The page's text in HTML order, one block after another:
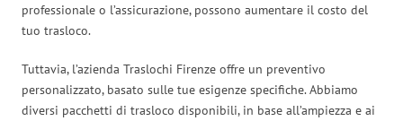
professionale o l’assicurazione, possono aumentare il costo del
tuo trasloco.
Tuttavia, l’azienda Traslochi Firenze offre un preventivo
personalizzato, basato sulle tue esigenze specifiche. Abbiamo
diversi pacchetti di trasloco disponibili, in base all’ampiezza e ai